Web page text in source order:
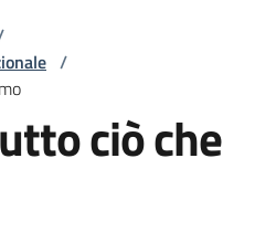
/
ciò che